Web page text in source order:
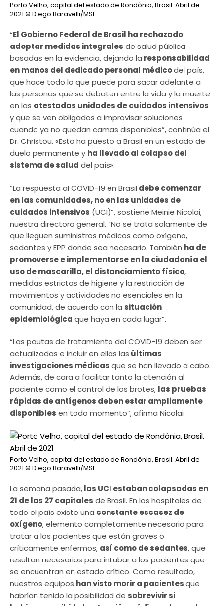
Porto Velho, capital del estado de Rondônia, Brasil. Abril de
2021 © Diego Baravelli/MSF
“El Gobierno Federal de Brasil ha rechazado
adoptar medidas integrales de salud pública
basadas en la evidencia, dejando la responsabilidad
en manos del dedicado personal médicodel país,
que hace todo lo que puede para sacar adelante a
las personas que se debaten entre la vida y la muerte
en las atestadas unidades de cuidados intensivos
y que se ven obligados a improvisar soluciones
cuando ya no quedan camas disponibles”, continúa el
Dr. Christou. «Esto ha puesto a Brasil en un estado de
duelo permanente y ha llevado al colapso del
sistema de salud del país».
“La respuesta al COVID-19 en Brasil debe comenzar
en las comunidades, no en las unidades de
cuidados intensivos (UCI)”, sostiene Meinie Nicolai,
nuestra directora general. “No se trata solamente de
que lleguen suministros médicos como oxígeno,
sedantes y EPP donde sea necesario. También ha de
promoverse e implementarse en la ciudadanía el
uso de mascarilla, el distanciamiento físico,
medidas estrictas de higiene y la restricción de
movimientos y actividades no esenciales en la
comunidad, de acuerdo con la situación
epidemiológica que haya en cada lugar”.
“Las pautas de tratamiento del COVID-19 deben ser
actualizadas e incluir en ellas las últimas
investigaciones médicas que se han llevado a cabo.
Además, de cara a facilitar tanto la atención al
paciente como el control de los brotes, las pruebas
rápidas de antígenos deben estar ampliamente
disponibles en todo momento”, afirma Nicolai.
Porto Velho, capital del estado de Rondônia, Brasil. Abril de
2021 © Diego Baravelli/MSF
La semana pasada,las UCI estaban colapsadas en
21 de las 27 capitales de Brasil. En los hospitales de
todo el país existe una constante escasez de
oxígeno, elemento completamente necesario para
tratar a los pacientes que están graves o
críticamente enfermos, así como de sedantes, que
resultan necesarios para intubar a los pacientes que
se encuentran en estado crítico. Como resultado,
nuestros equipos han visto morir a pacientesque
habrían tenido la posibilidad de sobrevivir si